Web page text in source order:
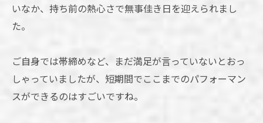
いなか、持ち前の熱心さで無事佳き日を迎えられまし
た。
ご自身では帯締めなど、まだ満足が言っていないとおっ
しゃっていましたが、短期間でここまでのパフォーマン
スができるのはすごいですね。